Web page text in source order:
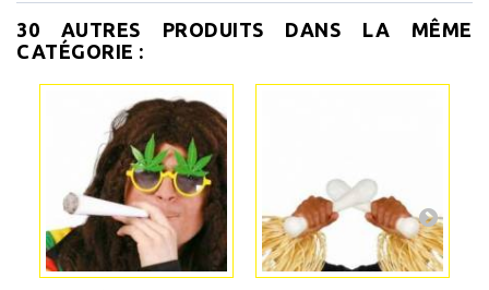
30 AUTRES PRODUITS DANS LA MÊME
CATÉGORIE :